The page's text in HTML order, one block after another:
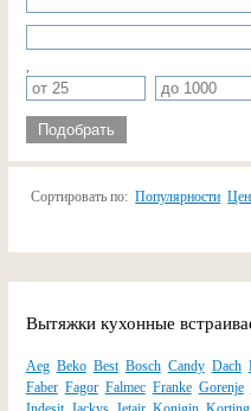
Подобрать
Сортировать по: Популярности
Вытяжки кухонные
Aeg Beko Best Bosch Candy Dach
Faber Fagor Falmec Franke Gorenje